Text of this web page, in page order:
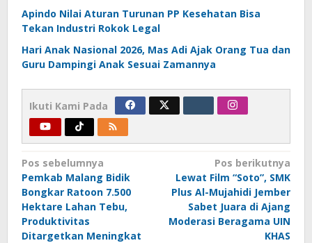
Apindo Nilai Aturan Turunan PP Kesehatan Bisa
Tekan Industri Rokok Legal
Hari Anak Nasional 2026, Mas Adi Ajak Orang Tua dan
Guru Dampingi Anak Sesuai Zamannya
Ikuti Kami Pada
Navigasi
pos
Pos sebelumnya
Pemkab Malang Bidik
Bongkar Ratoon 7.500
Hektare Lahan Tebu,
Produktivitas
Ditargetkan Meningkat
Pos berikutnya
Lewat Film “Soto”, SMK
Plus Al-Mujahidi Jember
Sabet Juara di Ajang
Moderasi Beragama UIN
KHAS